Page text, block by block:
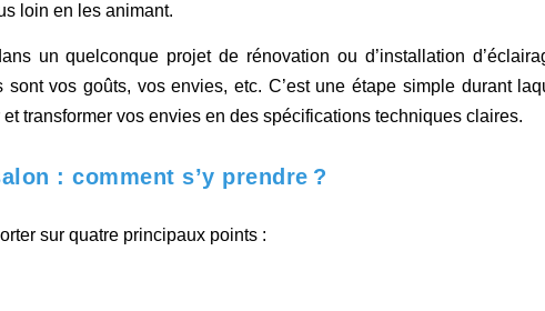
loin en les animant.
un quelconque projet de rénovation ou d’installation
vos goûts, vos envies, etc. C’est une étape simple durant
transformer vos envies en des spécifications techniques claires.
: comment s’y prendre ?
sur quatre principaux points :